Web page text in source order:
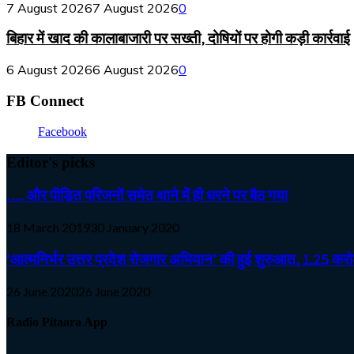
7 August 20267 August 20260
बिहार में खाद की कालाबाजारी पर सख्ती, दोषियों पर होगी कड़ी कार्रवाई
6 August 20266 August 20260
FB Connect
Facebook
Editor's picks
…. और पीड़ित परिजनों समेत थाने में ही धरने पर बैठ गया
18 March 201930 January 2020
‘आत्मनिर्भर उत्तर प्रदेश रोजगार अभियान’ की हुई शुरुआत, 1.25
26 June 202026 June 2020
Radio Pitaara App